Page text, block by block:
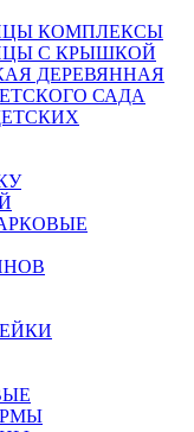
КОМПЛЕКСЫ
С КРЫШКОЙ
ДЕРЕВЯННАЯ
САДА